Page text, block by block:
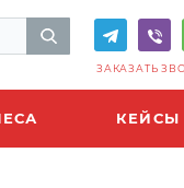
ЗАКАЗАТЬ
КЕЙСЫ